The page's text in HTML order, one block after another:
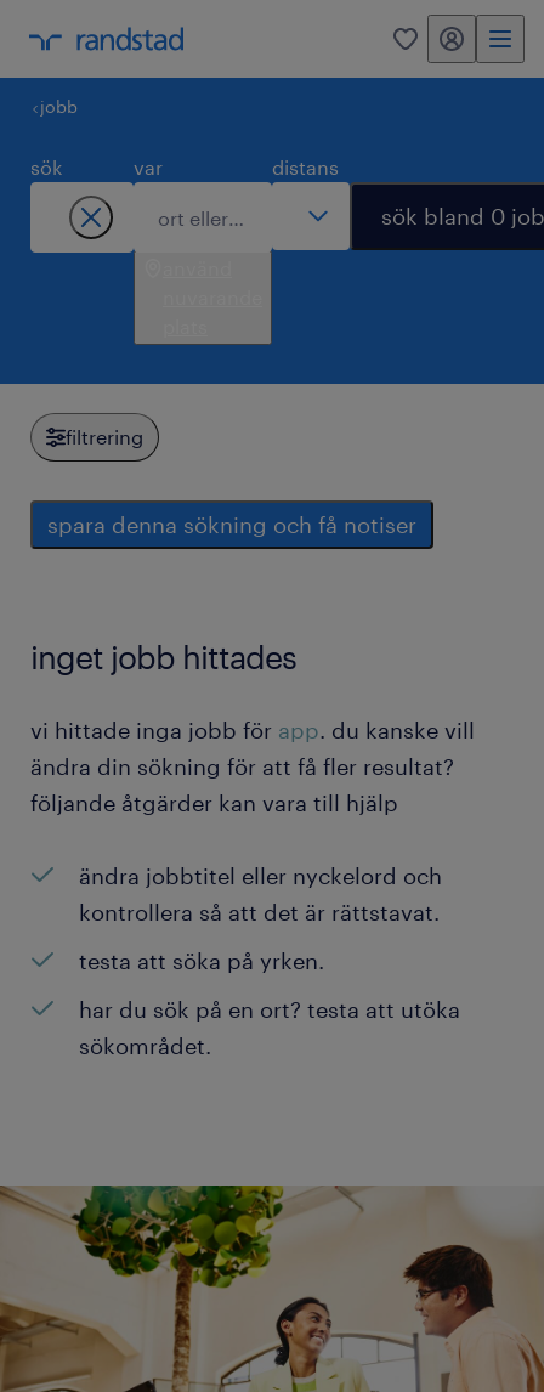
0 mitt randstad
jobb
sök var distans
sök bland 0
filtrering
spara denna sökning och få notiser
inget jobb hittades
vi hittade inga jobb för app. du kanske vill
ändra din sökning för att få fler resultat?
följande åtgärder kan vara till hjälp
ändra jobbtitel eller nyckelord och
kontrollera så att det är rättstavat.
testa att söka på yrken.
har du sök på en ort? testa att utöka
sökområdet.